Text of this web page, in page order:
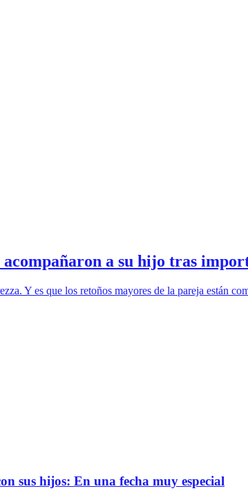
a su hijo tras
Y es que los retoños mayores de la pareja están
sus hijos: En una fecha muy especial